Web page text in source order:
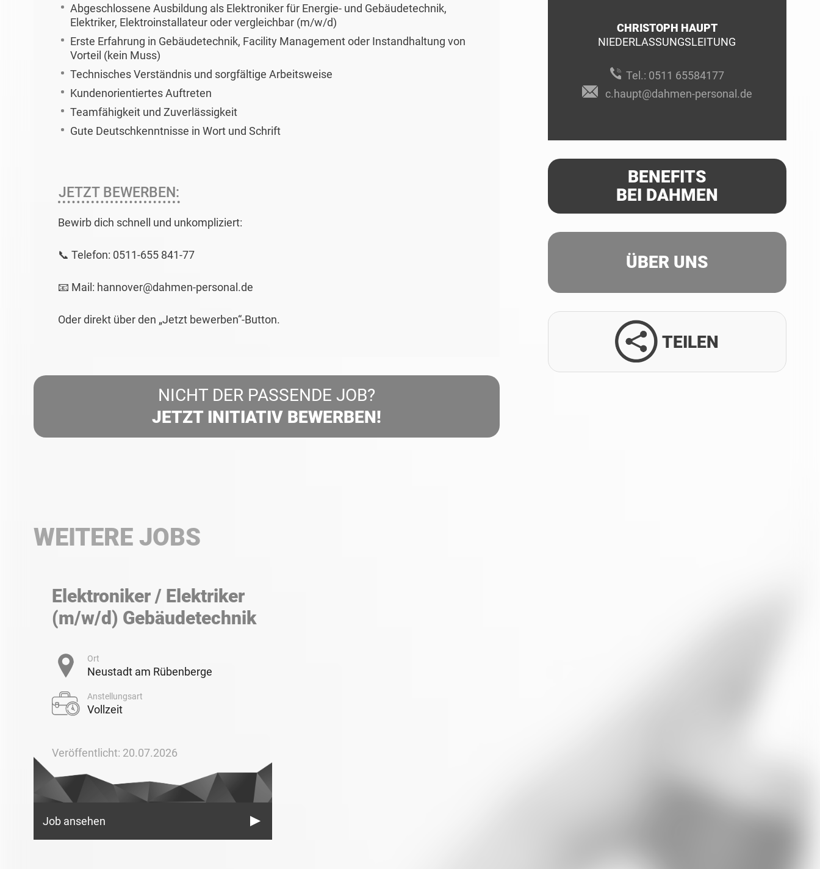
Abgeschlossene Ausbildung als Elektroniker für Energie- und Gebäudetechnik,
Elektriker, Elektroinstallateur oder vergleichbar (m/w/d)
Erste Erfahrung in Gebäudetechnik, Facility Management oder Instandhaltung von
Vorteil (kein Muss)
Technisches Verständnis und sorgfältige Arbeitsweise
Kundenorientiertes Auftreten
Teamfähigkeit und Zuverlässigkeit
Gute Deutschkenntnisse in Wort und Schrift
JETZT BEWERBEN:
Bewirb dich schnell und unkompliziert:
📞 Telefon: 0511-655 841-77
📧 Mail: hannover@dahmen-personal.de
Oder direkt über den „Jetzt bewerben“-Button.
NICHT DER PASSENDE JOB?
JETZT INITIATIV BEWERBEN!
CHRISTOPH HAUPT
NIEDERLASSUNGSLEITUNG
Tel.: 0511 65584177
c.haupt@dahmen-personal.de
BENEFITS
BEI DAHMEN
ÜBER UNS
TEILEN
WEITERE JOBS
Elektroniker / Elektriker
(m/w/d) Gebäudetechnik
Ort
Neustadt am Rübenberge
Anstellungsart
Vollzeit
Veröffentlicht: 20.07.2026
Job ansehen